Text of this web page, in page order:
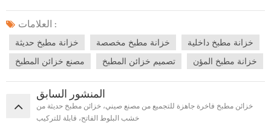
العلامات :
خزانة مطبخ حديثة خزانة مطبخ مخصصة
خزانة مطبخ داخلية
مصنع خزائن المطبخ
تصميم خزائن المطبخ خزانة مطبخ المؤن
المنشور السابق
خزائن مطبخ فاخرة جاهزة للتجميع من مصنع صيني، خزائن مطبخ حديثة من
خشب البلوط الفاتح، قابلة للتركيب